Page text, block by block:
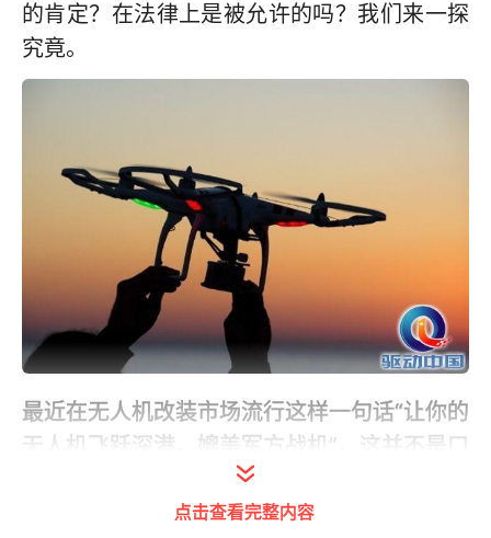
的肯定？在法律上是被允许的吗？我们来一探
究竟。
最近在无人机改装市场流行这样一句话“让你的
无人机飞跃深港，媲美军方战机”。这并不是口
出狂言，事实上真的有网友“秀”出他新改装的
无人机飞跃“深港”两地的视频。如果不是电池
点击查看完整内容